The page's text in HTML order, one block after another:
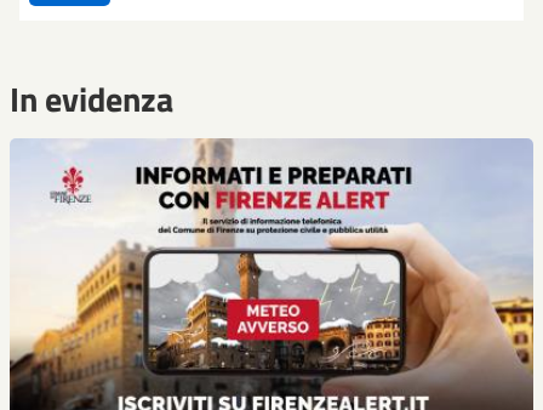
In evidenza